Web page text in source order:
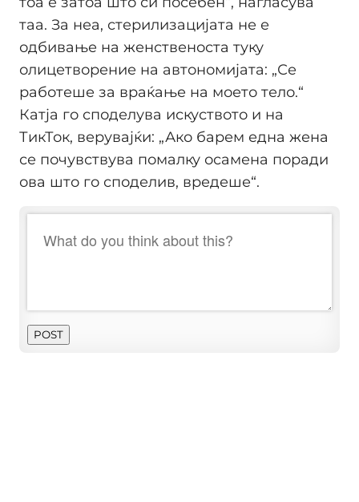
таа. За неа, стерилизацијата не е
одбивање на женственоста туку
олицетворение на автономијата: „Се
работеше за враќање на моето тело.“
Катја го споделува искуството и на
ТикТок, верувајќи: „Ако барем една жена
се почувствува помалку осамена поради
ова што го споделив, вредеше“.
POST